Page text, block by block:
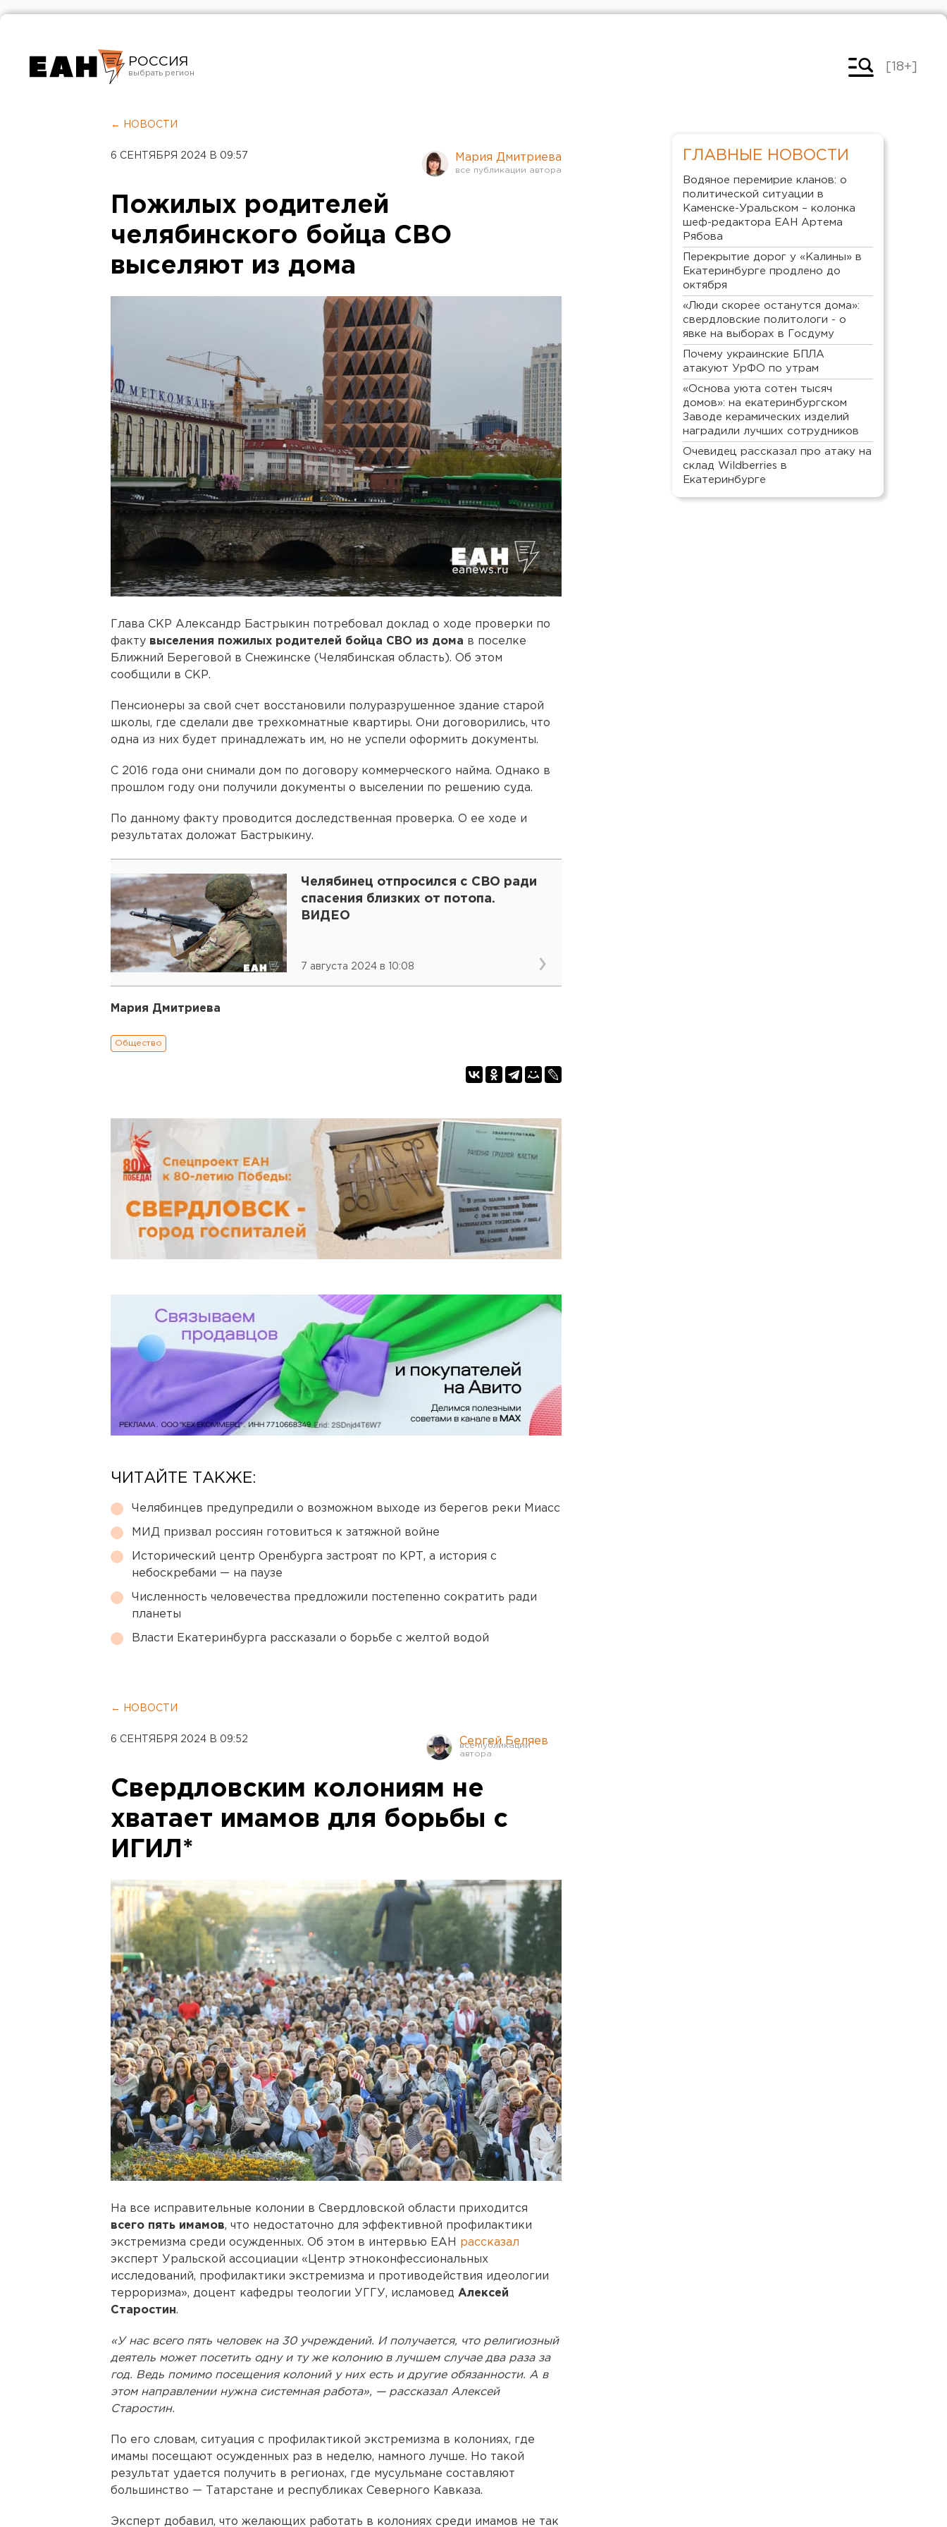
РОССИЯ
Челябинск
[18+]
← НОВОСТИ
6 СЕНТЯБРЯ 2024 В 09:57 Мария Дмитриева
Пожилых родителей
челябинского бойца СВО
выселяют из дома
Глава СКР Александр Бастрыкин потребовал доклад о ходе проверки по
факту выселения пожилых родителей бойца СВО из дома в поселке
Ближний Береговой в Снежинске (Челябинская область). Об этом
сообщили в СКР.
Пенсионеры за свой счет восстановили полуразрушенное здание старой
школы, где сделали две трехкомнатные квартиры. Они договорились, что
одна из них будет принадлежать им, но не успели оформить документы.
С 2016 года они снимали дом по договору коммерческого найма. Однако в
прошлом году они получили документы о выселении по решению суда.
По данному факту проводится доследственная проверка. О ее ходе и
результатах доложат Бастрыкину.
Челябинец отпросился с СВО ради
спасения близких от потопа.
ВИДЕО
7 августа 2024 в 10:08
Мария Дмитриева
Общество
ЧИТАЙТЕ ТАКЖЕ:
Челябинцев предупредили о возможном выходе из берегов реки Миасс
МИД призвал россиян готовиться к затяжной войне
Исторический центр Оренбурга застроят по КРТ, а история с
небоскребами — на паузе
Численность человечества предложили постепенно сократить ради
планеты
Власти Екатеринбурга рассказали о борьбе с желтой водой
← НОВОСТИ
6 СЕНТЯБРЯ 2024 В 09:52 Сергей Беляев
Свердловским колониям не
хватает имамов для борьбы с
ИГИЛ*
На все исправительные колонии в Свердловской области приходится
всего пять имамов, что недостаточно для эффективной профилактики
экстремизма среди осужденных. Об этом в интервью ЕАН рассказал
эксперт Уральской ассоциации «Центр этноконфессиональных
исследований, профилактики экстремизма и противодействия идеологии
терроризма», доцент кафедры теологии УГГУ, исламовед Алексей
Старостин.
«У нас всего пять человек на 30 учреждений. И получается, что религиозный
деятель может посетить одну и ту же колонию в лучшем случае два раза за
год. Ведь помимо посещения колоний у них есть и другие обязанности. А в
этом направлении нужна системная работа», — рассказал Алексей
Старостин.
По его словам, ситуация с профилактикой экстремизма в колониях, где
имамы посещают осужденных раз в неделю, намного лучше. Но такой
результат удается получить в регионах, где мусульмане составляют
большинство — Татарстане и республиках Северного Кавказа.
Эксперт добавил, что желающих работать в колониях среди имамов не так
ГЛАВНЫЕ НОВОСТИ
Водяное перемирие кланов: о
политической ситуации в
Каменске-Уральском – колонка
шеф-редактора ЕАН Артема
Рябова
Перекрытие дорог у «Калины» в
Екатеринбурге продлено до
октября
«Люди скорее останутся дома»:
свердловские политологи - о
явке на выборах в Госдуму
Почему украинские БПЛА
атакуют УрФО по утрам
«Основа уюта сотен тысяч
домов»: на екатеринбургском
Заводе керамических изделий
наградили лучших сотрудников
Очевидец рассказал про атаку на
склад Wildberries в
Екатеринбурге